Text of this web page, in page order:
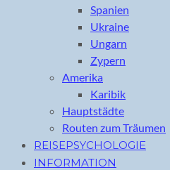
Spanien
Ukraine
Ungarn
Zypern
Amerika
Karibik
Hauptstädte
Routen zum Träumen
REISEPSYCHOLOGIE
INFORMATION